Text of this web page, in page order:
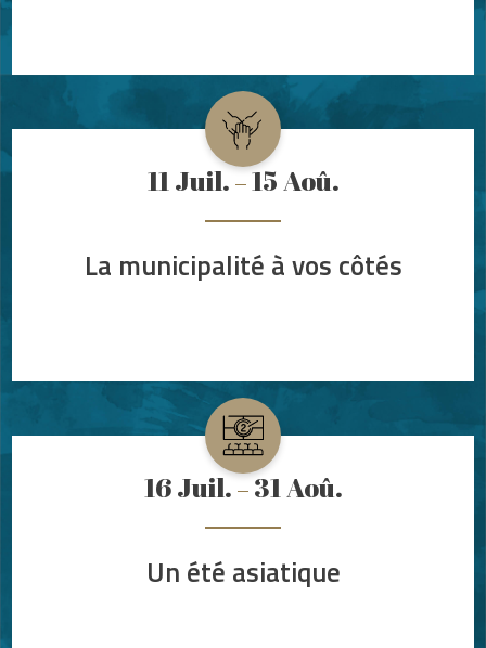
11Juil. 15Aoû.
La municipalité à vos côtés
16Juil. 31Aoû.
Un été asiatique